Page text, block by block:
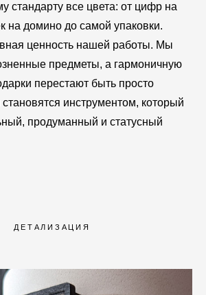
стандарту все цвета: от цифр на
на домино до самой упаковки.
ценность нашей работы. Мы
предметы, а гармоничную
перестают быть просто
инструментом, который
продуманный и статусный
ДЕТАЛИЗАЦИЯ